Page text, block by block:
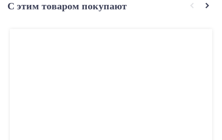
С этим товаром покупают